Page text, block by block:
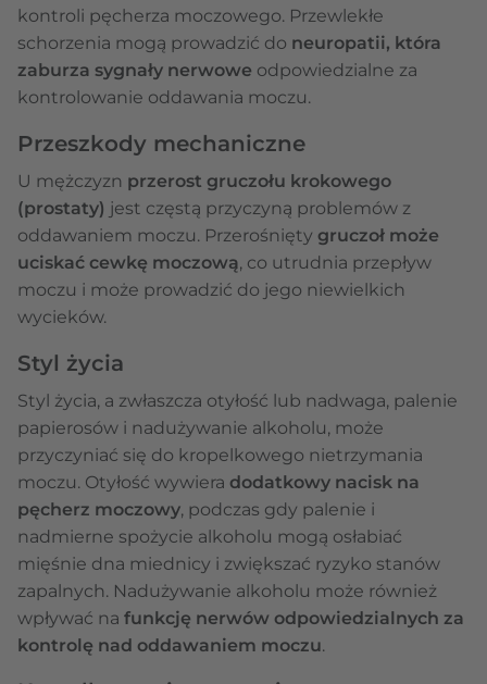
kontroli pęcherza moczowego. Przewlekłe
schorzenia mogą prowadzić do neuropatii, która
zaburza sygnały nerwowe odpowiedzialne za
kontrolowanie oddawania moczu.
Przeszkody mechaniczne
U mężczyzn przerost gruczołu krokowego
(prostaty) jest częstą przyczyną problemów z
oddawaniem moczu. Przerośnięty gruczoł może
uciskać cewkę moczową, co utrudnia przepływ
moczu i może prowadzić do jego niewielkich
wycieków.
Styl życia
Styl życia, a zwłaszcza otyłość lub nadwaga, palenie
papierosów i nadużywanie alkoholu, może
przyczyniać się do kropelkowego nietrzymania
moczu. Otyłość wywiera dodatkowy nacisk na
pęcherz moczowy, podczas gdy palenie i
nadmierne spożycie alkoholu mogą osłabiać
mięśnie dna miednicy i zwiększać ryzyko stanów
zapalnych. Nadużywanie alkoholu może również
wpływać na funkcję nerwów odpowiedzialnych za
kontrolę nad oddawaniem moczu.